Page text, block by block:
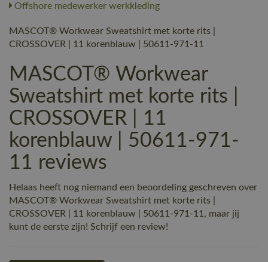
Offshore medewerker werkkleding
MASCOT® Workwear Sweatshirt met korte rits |
CROSSOVER | 11 korenblauw | 50611-971-11
MASCOT® Workwear
Sweatshirt met korte rits |
CROSSOVER | 11
korenblauw | 50611-971-
11 reviews
Helaas heeft nog niemand een beoordeling geschreven over
MASCOT® Workwear Sweatshirt met korte rits |
CROSSOVER | 11 korenblauw | 50611-971-11, maar jij
kunt de eerste zijn! Schrijf een review!